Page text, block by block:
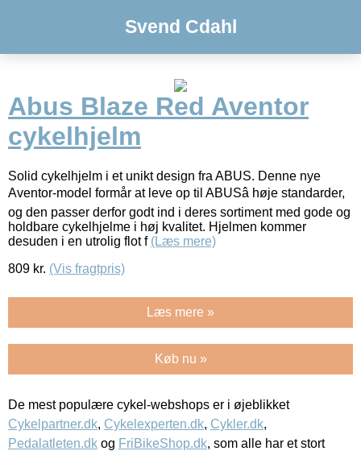
Svend Cdahl
Abus Blaze Red Aventor
cykelhjelm
Solid cykelhjelm i et unikt design fra ABUS. Denne nye
Aventor-model formår at leve op til ABUSâ høje standarder,
og den passer derfor godt ind i deres sortiment med gode og
holdbare cykelhjelme i høj kvalitet. Hjelmen kommer
desuden i en utrolig flot f (Læs mere)
809 kr. (Vis fragtpris)
Læs mere »
Køb nu »
De mest populære cykel-webshops er i øjeblikket
Cykelpartner.dk, Cykelexperten.dk, Cykler.dk,
Pedalatleten.dk og FriBikeShop.dk, som alle har et stort